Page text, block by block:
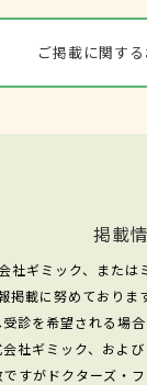
ご掲載に関す
掲載
社ギミック、または
掲載に努めておりま
診を希望される場
社ギミック、およ
すがドクターズ・